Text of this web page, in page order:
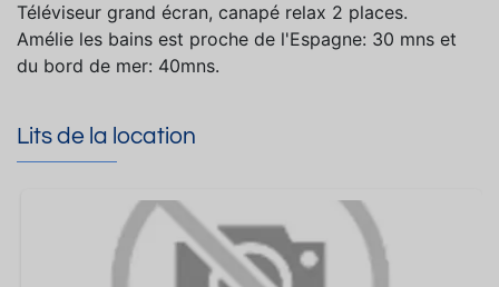
Téléviseur grand écran, canapé relax 2 places.
Amélie les bains est proche de l'Espagne: 30 mns et
du bord de mer: 40mns.
Lits de la location